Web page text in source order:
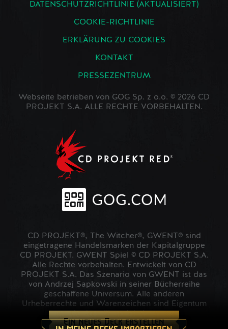
Ein neues Deck erstellen
DATENSCHUTZRICHTLINIE (AKTUALISIERT)
COOKIE-RICHTLINIE
ERKLÄRUNG ZU COOKIES
KONTAKT
PRESSEZENTRUM
Webseite betrieben von GOG Sp. z o.o. © 2026 CD
PROJEKT S.A. ALLE RECHTE VORBEHALTEN.
CD PROJEKT®, The Witcher®, GWENT® sind
eingetragene Handelsmarken der Kapitalgruppe
CD PROJEKT. GWENT Spiel © CD PROJEKT S.A.
Alle Rechte vorbehalten. Entwickelt von CD
PROJEKT S.A. Das Szenario von GWENT ist das
von Andrzej Sapkowski in seiner Bücherreihe
geschaffene Universum. Alle anderen
Urheberrechte und Warenzeichen sind Eigentum
der jeweiligen Inhaber.